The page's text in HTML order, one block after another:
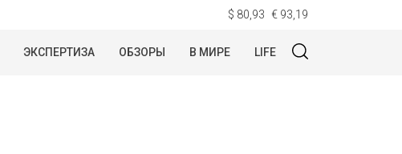
$ 80,93 € 93,19
ЭКСПЕРТИЗА ОБЗОРЫ В МИРЕ LIFE